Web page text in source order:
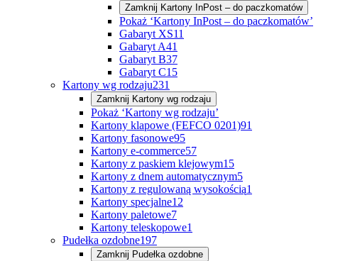
Zamknij Kartony InPost – do paczkomatów
Pokaż ‘Kartony InPost – do paczkomatów’
Gabaryt XS11
Gabaryt A41
Gabaryt B37
Gabaryt C15
Kartony wg rodzaju231
Zamknij Kartony wg rodzaju
Pokaż ‘Kartony wg rodzaju’
Kartony klapowe (FEFCO 0201)91
Kartony fasonowe95
Kartony e-commerce57
Kartony z paskiem klejowym15
Kartony z dnem automatycznym5
Kartony z regulowaną wysokością1
Kartony specjalne12
Kartony paletowe7
Kartony teleskopowe1
Pudełka ozdobne197
Zamknij Pudełka ozdobne